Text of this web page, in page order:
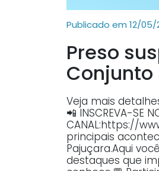
Publicado em 12/05/
Preso
Conjunto
Veja mais
📲 INSCREVA-SE
CANAL:https://
principais
Pajuçara.Aqui
destaques que